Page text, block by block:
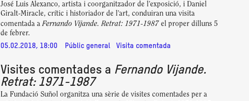
José Luis Alexanco, artista i coorganitzador de l’exposició, i Daniel
Giralt-Miracle, crític i historiador de l’art, conduiran una visita
comentada aFernando Vijande. Retrat: 1971-1987 el proper dilluns 5
de febrer.
05.02.2018, 18:00
Públic general Visita comentada
Visites comentades a Fernando Vijande.
Retrat: 1971-1987
La Fundació Suñol organitza una sèrie de visites comentades per a